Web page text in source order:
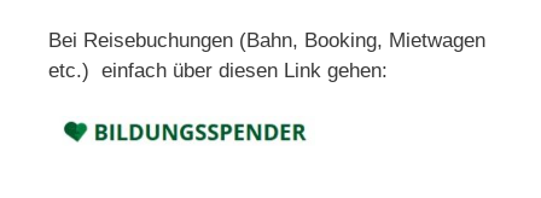
Bei Reisebuchungen (Bahn, Booking, Mietwagen
etc.) einfach über diesen Link gehen: